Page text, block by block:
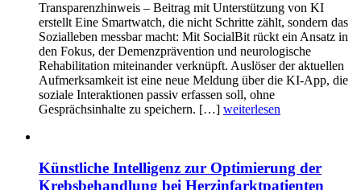
Transparenzhinweis – Beitrag mit Unterstützung von KI
erstellt Eine Smartwatch, die nicht Schritte zählt, sondern das
Sozialleben messbar macht: Mit SocialBit rückt ein Ansatz in
den Fokus, der Demenzprävention und neurologische
Rehabilitation miteinander verknüpft. Auslöser der aktuellen
Aufmerksamkeit ist eine neue Meldung über die KI-App, die
soziale Interaktionen passiv erfassen soll, ohne
Gesprächsinhalte zu speichern. […] weiterlesen
Künstliche Intelligenz zur Optimierung der
Krebsbehandlung bei Herzinfarktpatienten